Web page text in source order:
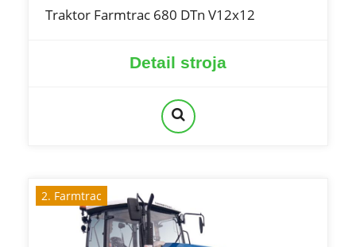
Traktor Farmtrac 680 DTn V12x12
Detail stroja
2. Farmtrac